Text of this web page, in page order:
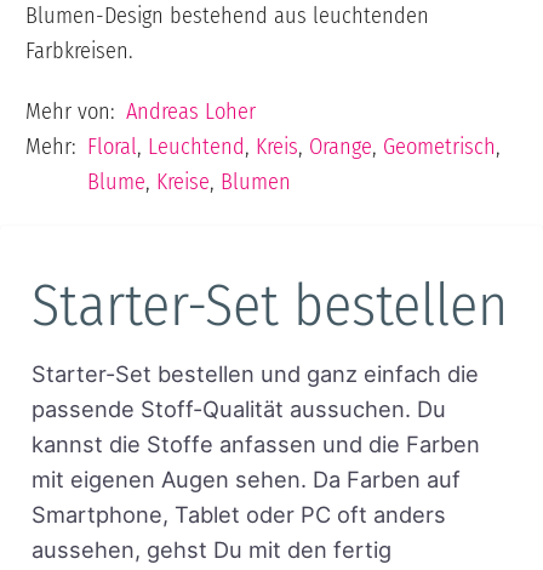
Blumen-Design bestehend aus leuchtenden
Farbkreisen.
Mehr von: Andreas Loher
Mehr: Floral, Leuchtend, Kreis, Orange, Geometrisch,
Blume, Kreise, Blumen
Starter-Set bestellen
Starter-Set bestellen und ganz einfach die
passende Stoff-Qualität aussuchen. Du
kannst die Stoffe anfassen und die Farben
mit eigenen Augen sehen. Da Farben auf
Smartphone, Tablet oder PC oft anders
aussehen, gehst Du mit den fertig